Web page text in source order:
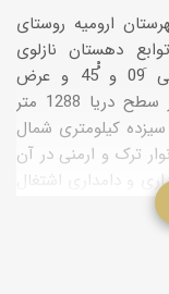
شهرستان ارومیه روستای
دهستان نازلوی
شهرستان ارومیه است و در طول جغرافیایی َ09 و ْْ45 و عرض
جغرافیایی 45 و ْْ37 قرارگرفته و ارتفاع آن از سطح دریا 1288 متر
کیلومتری شمال
ترک و ارمنی در آن
و دامداری اشتغال
که کلیسای تاریخی
در ضلع غربی این